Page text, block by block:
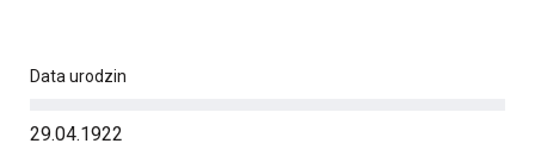
Data urodzin
29.04.1922